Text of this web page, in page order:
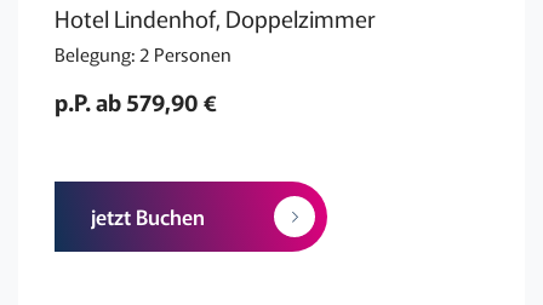
Hotel Lindenhof, Doppelzimmer
Belegung: 2 Personen
p.P. ab 579,90 €
jetzt Buchen